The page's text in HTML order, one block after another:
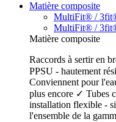
Matière composite
MultiFit® /
MultiFit® /
Matière composite
Raccords à sertir en
PPSU - hautement
Conviennent pour
plus encore ✓ Tubes
installation flexible -
l'ensemble de la